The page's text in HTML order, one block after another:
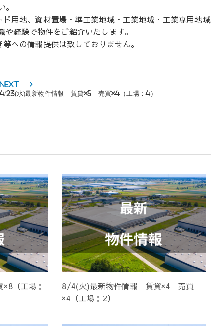
用地、資材置場・準工業地域・工業地域・工業専用地域
経験で物件をご紹介いたします。
への情報提供は致しておりません。
Next
Next
post:
4/23(水)最新物件情報 賃貸×5 売買×4（工場：4）
（工場：
8/4(火)最新物件情報 賃貸×4 売買
×4（工場：2）